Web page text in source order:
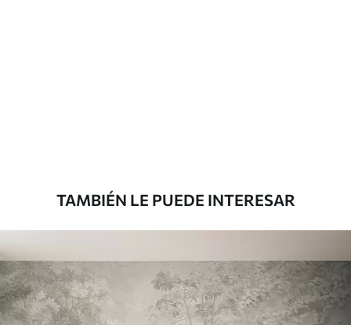
Vinilo Premium
1990.001194.00$U/m²
TAMBIÉN LE PUEDE INTERESAR